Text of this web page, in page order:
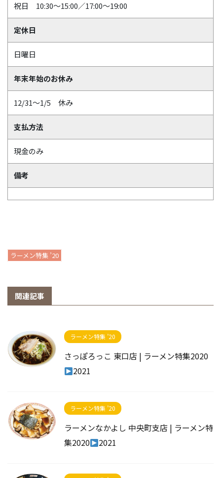
祝日 10:30～15:00／17:00～19:00
定休日
日曜日
年末年始のお休み
12/31～1/5 休み
支払方法
現金のみ
備考
ラーメン特集 ’20
関連記事
ラーメン特集 ’20
さっぽろっこ 東口店 | ラーメン特集2020
2021
ラーメン特集 ’20
ラーメンなかよし 中央町支店 | ラーメン特
集2020
2021